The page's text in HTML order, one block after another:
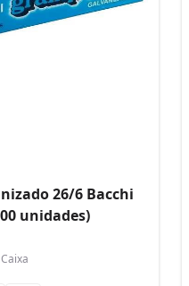
26/6 Bacchi
unidades)
Caixa